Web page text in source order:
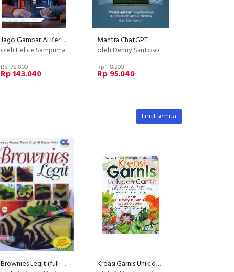
Jago Gambar AI Keren
oleh Felice Sampurna
Rp 178.800
Rp 143.040
Mantra ChatGPT
oleh Denny Santoso
Rp 118.800
Rp 95.040
Lihat semua
Brownies Legit (full color) (BK)
Kreasi Garnis Unik dan Cantik (Full Color)